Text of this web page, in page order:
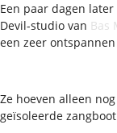
Een paar dagen
Devil-studio van Bas
een zeer
Ze hoeven alleen
geïsoleerde